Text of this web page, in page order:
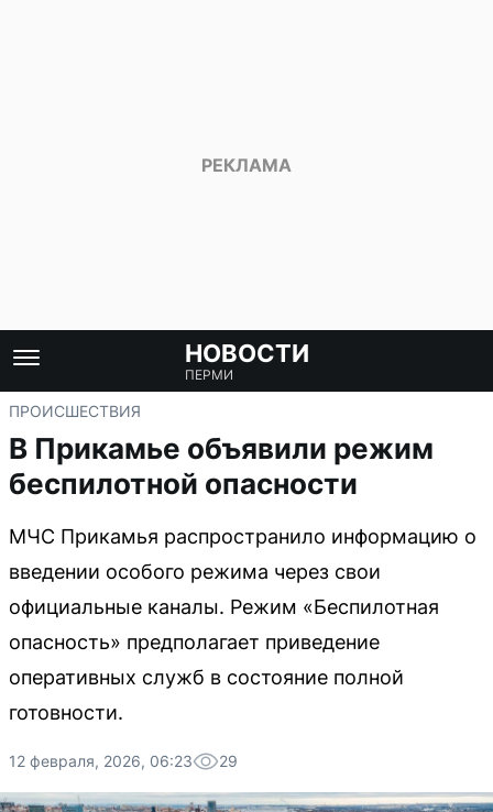
НОВОСТИ
ПЕРМИ
ПРОИСШЕСТВИЯ
В Прикамье объявили режим
беспилотной опасности
МЧС Прикамья распространило информацию о
введении особого режима через свои
официальные каналы. Режим «Беспилотная
опасность» предполагает приведение
оперативных служб в состояние полной
готовности.
12 февраля, 2026, 06:23 29